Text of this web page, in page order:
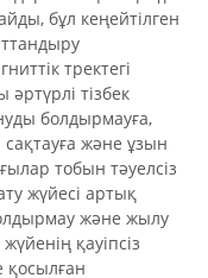
бұл кеңейтілген
тректегі
тізбек
болдырмауға,
сақтауға және ұзын
тобын тәуелсіз
жүйесі артық
және жылу
қауіпсіз
қосылған